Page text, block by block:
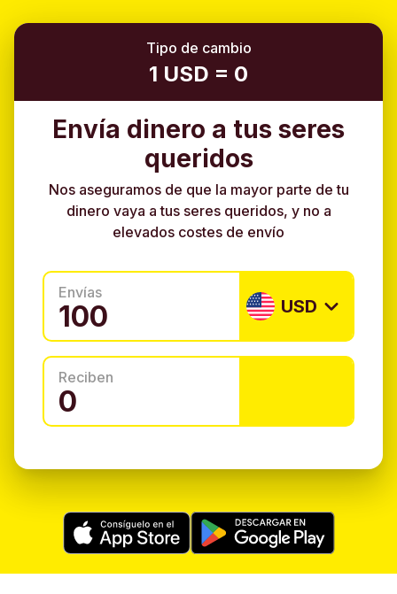
Tipo de cambio
1 USD = 0
Envía dinero a tus seres
queridos
Nos aseguramos de que la mayor parte de tu
dinero vaya a tus seres queridos, y no a
elevados costes de envío
Envías
USD
Reciben